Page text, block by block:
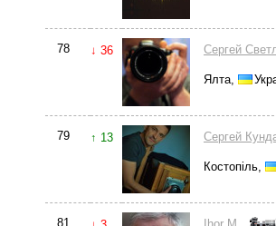
78 ↓ 36 Сергей
Ялта,
79 ↑ 13 Сергей
Костопіль,
81